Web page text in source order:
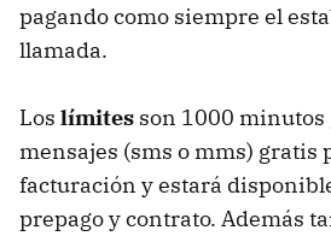
pagando como siempre el
llamada.
Los límites son 1000 minutos
mensajes (sms o mms) gratis
facturación y estará
prepago y contrato. Además